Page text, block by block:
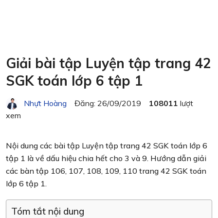
Giải bài tập Luyện tập trang 42
SGK toán lớp 6 tập 1
Nhựt Hoàng Đăng: 26/09/2019 108011 lượt
xem
Nội dung các bài tập Luyện tập trang 42 SGK toán lớp 6
tập 1 là về dấu hiệu chia hết cho 3 và 9. Hướng dẫn giải
các bàn tập 106, 107, 108, 109, 110 trang 42 SGK toán
lớp 6 tập 1.
Tóm tắt nội dung